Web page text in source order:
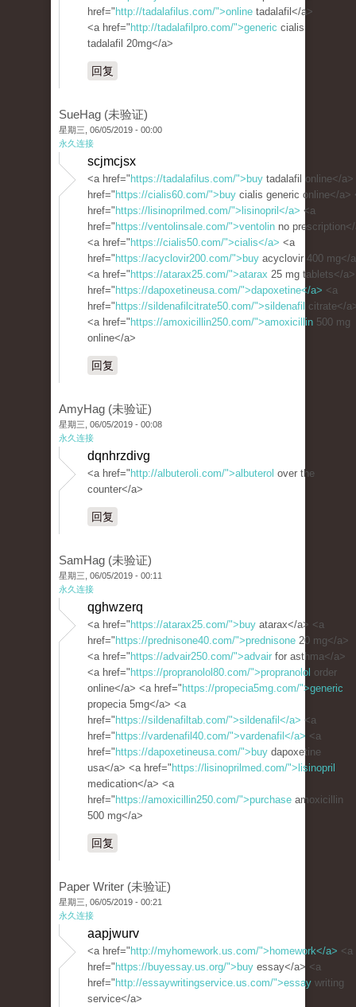
href=" http://tadalafilus.com/">online tadalafil</a>
<a href=" http://tadalafilpro.com/">generic cialis
tadalafil 20mg</a>
回复
SueHag (未验证)
星期三, 06/05/2019 - 00:00
永久连接
scjmcjsx
<a href=" https://tadalafilus.com/">buy tadalafil online</a>
href=" https://cialis60.com/">buy cialis generic online</a>
href=" https://lisinoprilmed.com/">lisinopril</a> <a
href=" https://ventolinsale.com/">ventolin no
<a href=" https://cialis50.com/">cialis</a> <a
href=" https://acyclovir200.com/">buy acyclovir 400 mg</
<a href=" https://atarax25.com/">atarax 25 mg tablets</
href=" https://dapoxetineusa.com/">dapoxetine</a> <a
href=" https://sildenafilcitrate50.com/">sildenafil citrate</
<a href=" https://amoxicillin250.com/">amoxicillin 500 mg
online</a>
回复
AmyHag (未验证)
星期三, 06/05/2019 - 00:08
永久连接
dqnhrzdivg
<a href=" http://albuteroli.com/">albuterol over the
counter</a>
回复
SamHag (未验证)
星期三, 06/05/2019 - 00:11
永久连接
qghwzerq
<a href=" https://atarax25.com/">buy atarax</a> <a
href=" https://prednisone40.com/">prednisone 20 mg</a>
<a href=" https://advair250.com/">advair for asthma</a>
<a href=" https://propranolol80.com/">propranolol order
online</a> <a href=" https://propecia5mg.com/">generic
propecia 5mg</a> <a
href=" https://sildenafiltab.com/">sildenafil</a> <a
href=" https://vardenafil40.com/">vardenafil</a> <a
href=" https://dapoxetineusa.com/">buy dapoxetine
usa</a> <a href=" https://lisinoprilmed.com/">lisinopril
medication</a> <a
href=" https://amoxicillin250.com/">purchase amoxicillin
500 mg</a>
回复
Paper Writer (未验证)
星期三, 06/05/2019 - 00:21
永久连接
aapjwurv
<a href=" http://myhomework.us.com/">homework</a> <a
href=" https://buyessay.us.org/">buy essay</a> <a
href=" http://essaywritingservice.us.com/">essay writing
service</a>